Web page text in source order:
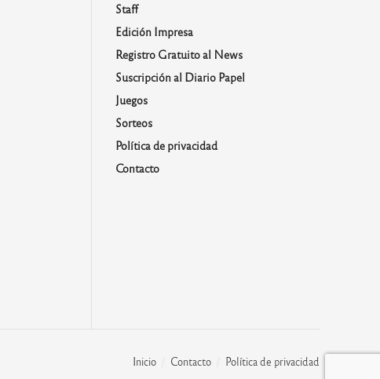
Staff
Edición Impresa
Registro Gratuito al News
Suscripción al Diario Papel
Juegos
Sorteos
Política de privacidad
Contacto
Inicio Contacto Política de privacidad